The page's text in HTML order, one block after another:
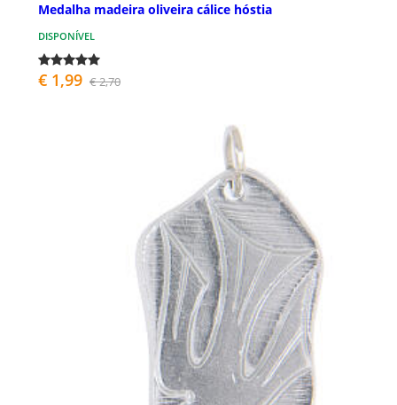
Medalha madeira oliveira cálice hóstia
DISPONÍVEL
€ 1,99 € 2,70